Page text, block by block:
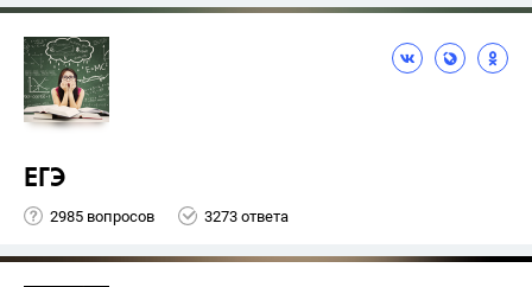
ЕГЭ
2985 вопросов 3273 ответа